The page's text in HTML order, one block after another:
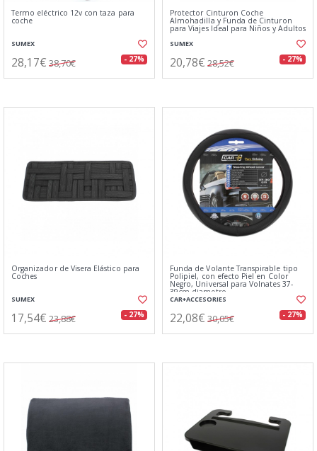
Termo eléctrico 12v con taza para
coche
SUMEX
28,17€ 38,70€ - 27%
Protector Cinturon Coche
Almohadilla y Funda de Cinturon
para Viajes Ideal para Niños y Adultos
SUMEX
20,78€ 28,52€ - 27%
Organizador de Visera Elástico para
Coches
SUMEX
17,54€ 23,88€ - 27%
Funda de Volante Transpirable tipo
Polipiel, con efecto Piel en Color
Negro, Universal para Volnates 37-
39cm diametro
CAR+ACCESORIES
22,08€ 30,05€ - 27%